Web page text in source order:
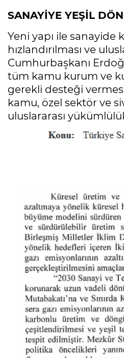
SANAYİYE YEŞİL
Yeni yapı ile sanayide
hızlandırılması ve
Cumhurbaşkanı
tüm kamu kurum ve
gerekli desteği
kamu, özel sektör ve
uluslararası